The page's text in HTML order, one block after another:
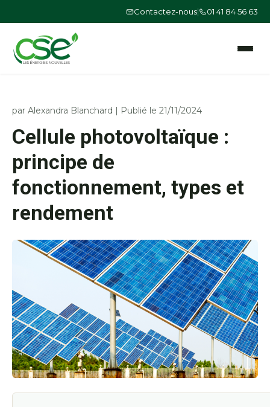
Contactez-nous| 01 41 84 56 63
Ouvrir le
par Alexandra Blanchard | Publié le 21/11/2024
Cellule photovoltaïque :
principe de
fonctionnement, types et
rendement